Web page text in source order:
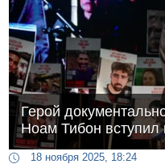
Герой
Ноам Тибон
18 ноября 2025, 18:24